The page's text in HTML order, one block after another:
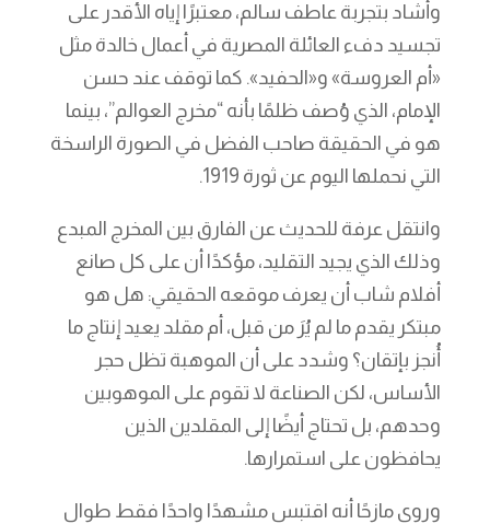
وأشاد بتجربة عاطف سالم، معتبرًا إياه الأقدر على
تجسيد دفء العائلة المصرية في أعمال خالدة مثل
«أم العروسة» و«الحفيد». كما توقف عند حسن
الإمام، الذي وُصف ظلمًا بأنه “مخرج العوالم”، بينما
هو في الحقيقة صاحب الفضل في الصورة الراسخة
التي نحملها اليوم عن ثورة 1919.
وانتقل عرفة للحديث عن الفارق بين المخرج المبدع
وذلك الذي يجيد التقليد، مؤكدًا أن على كل صانع
أفلام شاب أن يعرف موقعه الحقيقي: هل هو
مبتكر يقدم ما لم يُرَ من قبل، أم مقلد يعيد إنتاج ما
أُنجز بإتقان؟ وشدد على أن الموهبة تظل حجر
الأساس، لكن الصناعة لا تقوم على الموهوبين
وحدهم، بل تحتاج أيضًا إلى المقلدين الذين
يحافظون على استمرارها.
وروى مازحًا أنه اقتبس مشهدًا واحدًا فقط طوال